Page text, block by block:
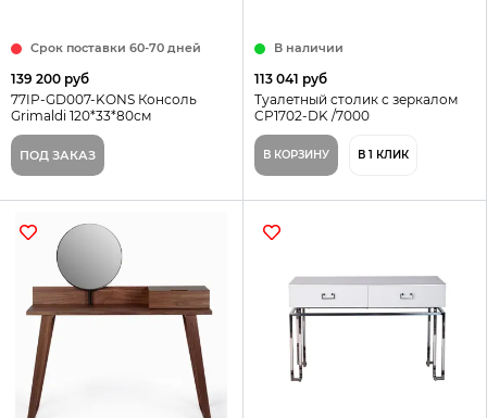
Срок поставки 60-70 дней
139 200 руб
77IP-GD007-KONS Консоль
Grimaldi 120*33*80см
ПОД ЗАКАЗ
В наличии
113 041 руб
Туалетный столик с зеркалом
CP1702-DK /7000
В КОРЗИНУ В 1 КЛИК